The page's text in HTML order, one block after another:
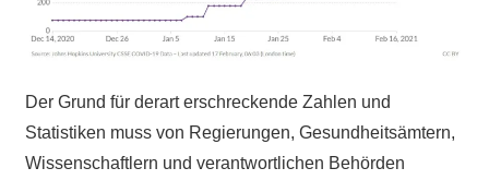
Der Grund für derart erschreckende Zahlen und
Statistiken muss von Regierungen, Gesundheitsämtern,
Wissenschaftlern und verantwortlichen Behörden